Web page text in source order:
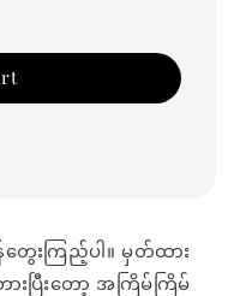
ေးကြည့်ပါ။ မှတ်ထား
ပြီးတော့ အကြိမ်ကြိမ်